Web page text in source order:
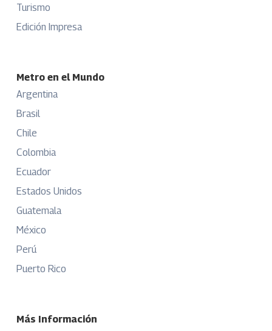
Turismo
Edición Impresa
Metro en el Mundo
Argentina
Brasil
Chile
Colombia
Ecuador
Estados Unidos
Guatemala
México
Perú
Puerto Rico
Más Información